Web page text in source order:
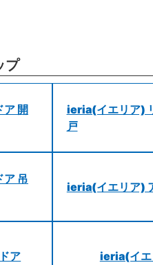
プ
開
ieria(イエリア)
戸
吊
ieria(イエリア)
ア ieria(イエ